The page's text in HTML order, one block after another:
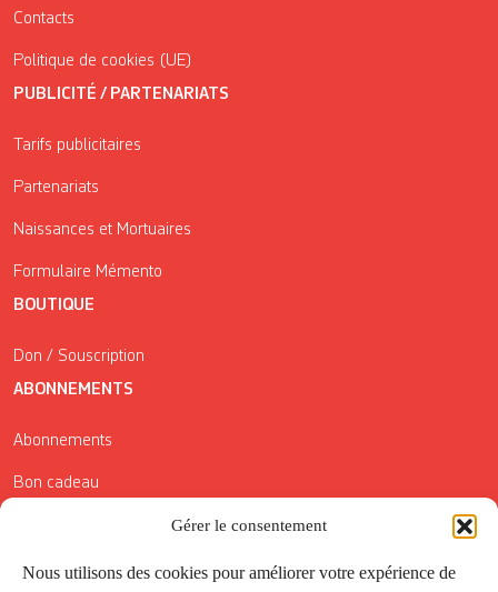
Gérer le consentement
Nous utilisons des cookies pour améliorer votre expérience de
Contacts
Politique de cookies (UE)
PUBLICITÉ / PARTENARIATS
Tarifs publicitaires
Partenariats
Naissances et Mortuaires
Formulaire Mémento
BOUTIQUE
Don / Souscription
ABONNEMENTS
Abonnements
Bon cadeau
Conditions générales de vente
Réductions de la Carte Côté Courrier